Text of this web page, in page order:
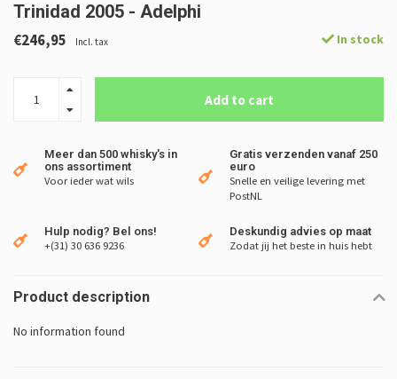
Trinidad 2005 - Adelphi
€246,95 Incl. tax In stock
Add to cart
Meer dan 500 whisky's in
ons assortiment
Voor ieder wat wils
Gratis verzenden vanaf 250
euro
Snelle en veilige levering met
PostNL
Hulp nodig? Bel ons!
+(31) 30 636 9236
Deskundig advies op maat
Zodat jij het beste in huis hebt
Product description
No information found